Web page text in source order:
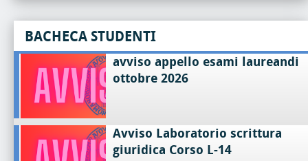
BACHECA STUDENTI
avviso appello esami laureandi
ottobre 2026
Avviso Laboratorio scrittura
giuridica Corso L-14